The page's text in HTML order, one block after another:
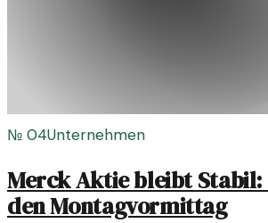
№ 04Unternehmen
Merck Aktie bleibt Stabil:
den Montagvormittag